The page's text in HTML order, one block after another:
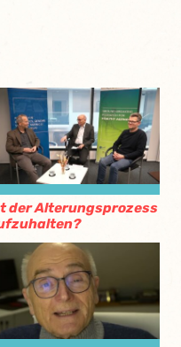
der Alterungsprozess